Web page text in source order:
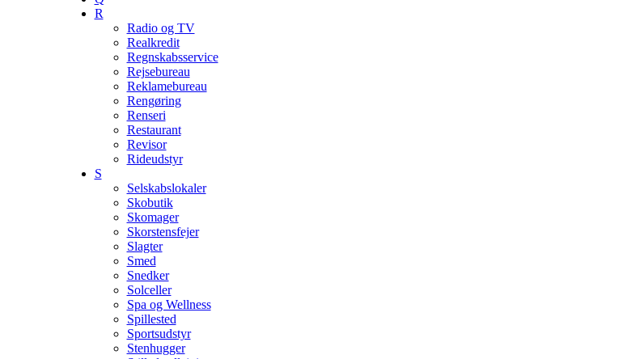
R
Radio og TV
Realkredit
Regnskabsservice
Rejsebureau
Reklamebureau
Rengøring
Renseri
Restaurant
Revisor
Rideudstyr
S
Selskabslokaler
Skobutik
Skomager
Skorstensfejer
Slagter
Smed
Snedker
Solceller
Spa og Wellness
Spillested
Sportsudstyr
Stenhugger